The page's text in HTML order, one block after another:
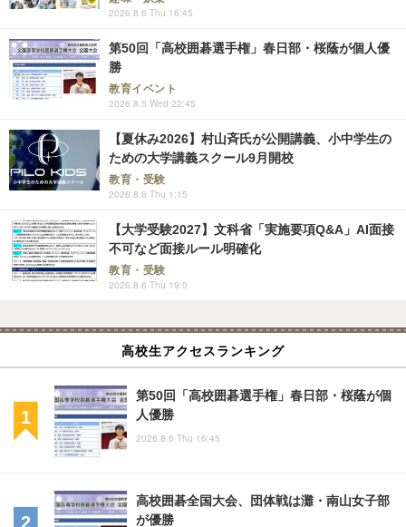
2026.8.6 Thu 16:45
第50回「高校囲碁選手権」春日部・桜蔭が個人優
勝
教育イベント
2026.8.5 Wed 22:45
【夏休み2026】村山斉氏が公開講義、小中学生の
ための大学講義スクール9月開校
教育・受験
2026.8.6 Thu 1:15
【大学受験2027】文科省「実施要項Q&A」AI面接
不可など面接ルール明確化
教育・受験
2026.8.6 Thu 19:0
高校生アクセスランキング
第50回「高校囲碁選手権」春日部・桜蔭が個
人優勝
2026.8.6 Thu 16:45
高校囲碁全国大会、団体戦は灘・南山女子部
が優勝